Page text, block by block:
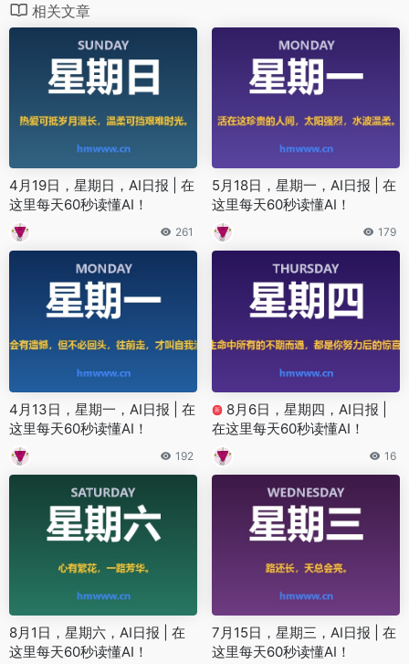
相关文章
4月19日，星期日，AI日报 | 在
这里每天60秒读懂AI！
261
5月18日，星期一，AI日报 | 在
这里每天60秒读懂AI！
179
4月13日，星期一，AI日报 | 在
这里每天60秒读懂AI！
192
新
8月6日，星期四，AI日报 |
在这里每天60秒读懂AI！
16
8月1日，星期六，AI日报 | 在
这里每天60秒读懂AI！
7月15日，星期三，AI日报 | 在
这里每天60秒读懂AI！